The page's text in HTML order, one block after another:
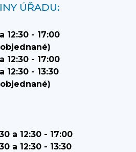
ÚŘADU:
12:30 - 17:00
12:30 - 17:00
12:30 - 13:30
a 12:30 - 17:00
a 12:30 - 13:30